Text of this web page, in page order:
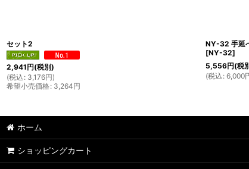
セット2
2,941円(税別)
(税込 : 3,176円)
希望小売価格: 3,264円
NY-32 手延
[NY-32]
5,556円(税
(税込 : 6,000
ホーム
ショッピングカート